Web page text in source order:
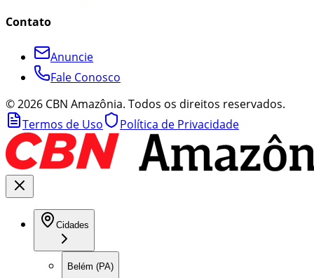
Contato
Anuncie
Fale Conosco
©2026 CBN Amazônia. Todos os direitos reservados.
Termos de Uso
Política de Privacidade
Cidades
Belém (PA)